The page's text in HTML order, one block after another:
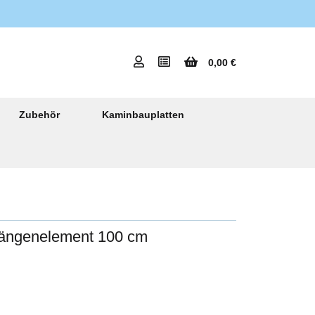
0,00 €
Zubehör Kaminbauplatten
100 cm